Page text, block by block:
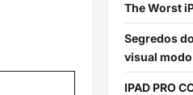
The Worst
Segredos
visual
IPAD PRO